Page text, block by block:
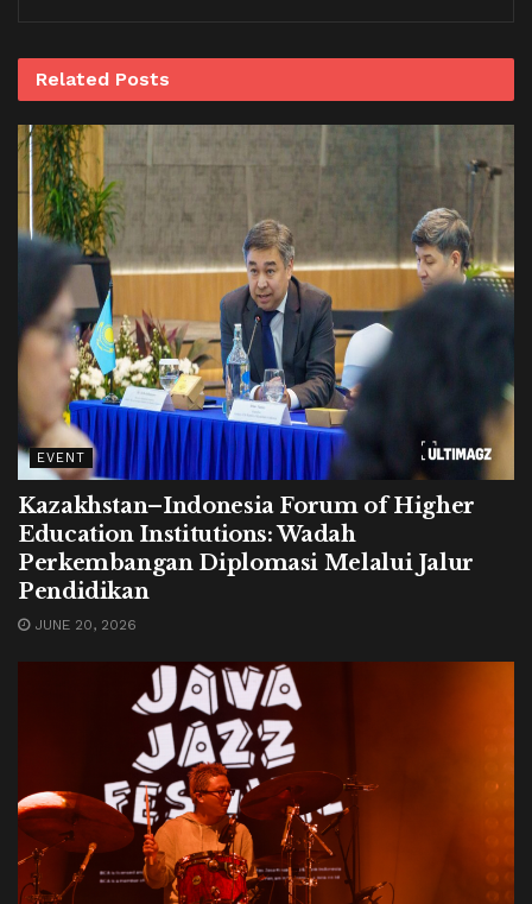
Related Posts
EVENT
Kazakhstan–Indonesia Forum of Higher
Education Institutions: Wadah
Perkembangan Diplomasi Melalui Jalur
Pendidikan
JUNE 20, 2026